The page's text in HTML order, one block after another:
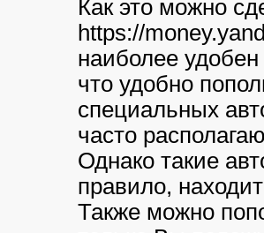
Как это можно
https://
наиболее
что удобно
специальных
часто
Однако такие
правило,
Также можно